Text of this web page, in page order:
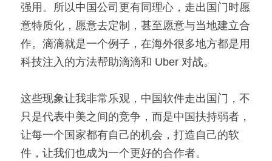
强用。所以中国公司更有同理心，走出国门时愿
意特质化，愿意去定制，甚至愿意与当地建立合
作。滴滴就是一个例子，在海外很多地方都是用
科技注入的方法帮助滴滴和 Uber 对战。
这些现象让我非常乐观，中国软件走出国门，不
只是代表中美之间的竞争，而是中国扶持弱者，
让每一个国家都有自己的机会，打造自己的软
件，让我们也成为一个更好的合作者。